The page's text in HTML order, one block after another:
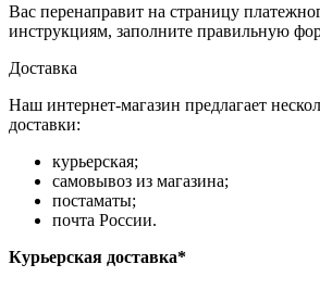
Вас перенаправит на страницу
инструкциям, заполните правильную
Доставка
Наш интернет-магазин предлагает
доставки:
курьерская;
самовывоз из магазина;
постаматы;
почта России.
Курьерская доставка*